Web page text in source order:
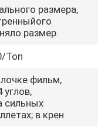
размера,
размер.
Ton
фильм,
углов,
сильных
в крен